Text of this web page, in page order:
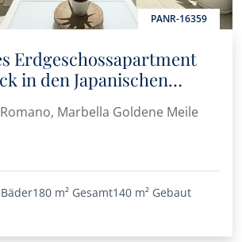
PANR-16359
Erdgeschossapartment
in den Japanischen
Marbella Goldene Meile
180 m² Gesamt140 m² Gebaut